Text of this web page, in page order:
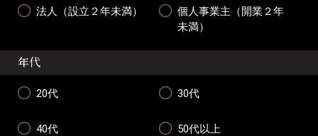
法人（設立２年未満）
個人事業主（開業２年
未満）
年代
20代 30代
40代 50代以上